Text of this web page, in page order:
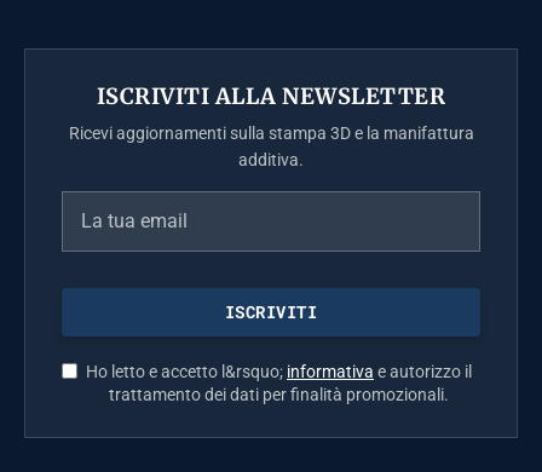
ISCRIVITI ALLA NEWSLETTER
Ricevi aggiornamenti sulla stampa 3D e la manifattura
additiva.
Ho letto e accetto l&rsquo; informativa e autorizzo il
trattamento dei dati per finalità promozionali.